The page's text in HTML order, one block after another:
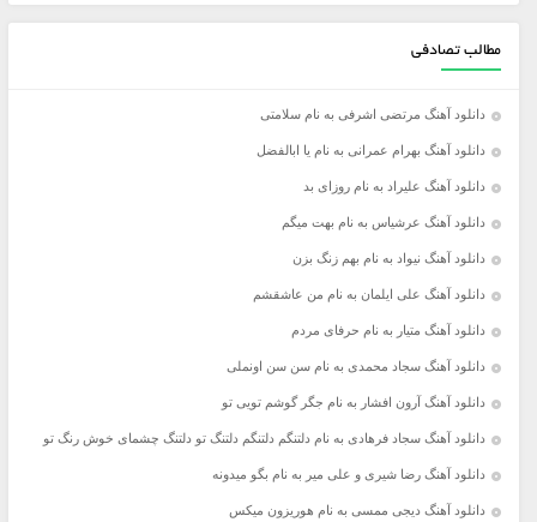
مطالب تصادفی
دانلود آهنگ مرتضی اشرفی به نام سلامتی
دانلود آهنگ بهرام عمرانی به نام یا ابالفضل
دانلود آهنگ علیراد به نام روزای بد
دانلود آهنگ عرشیاس به نام بهت میگم
دانلود آهنگ نیواد به نام بهم زنگ بزن
دانلود آهنگ علی ایلمان به نام من عاشقشم
دانلود آهنگ متیار به نام حرفای مردم
دانلود آهنگ سجاد محمدی به نام سن سن اونملی
دانلود آهنگ آرون افشار به نام جگر گوشم تویی تو
دانلود آهنگ سجاد فرهادی به نام دلتنگم دلتنگم دلتنگ تو دلتنگ چشمای خوش رنگ تو
دانلود آهنگ رضا شیری و علی میر به نام بگو میدونه
دانلود آهنگ دیجی ممسی به نام هوریزون میکس